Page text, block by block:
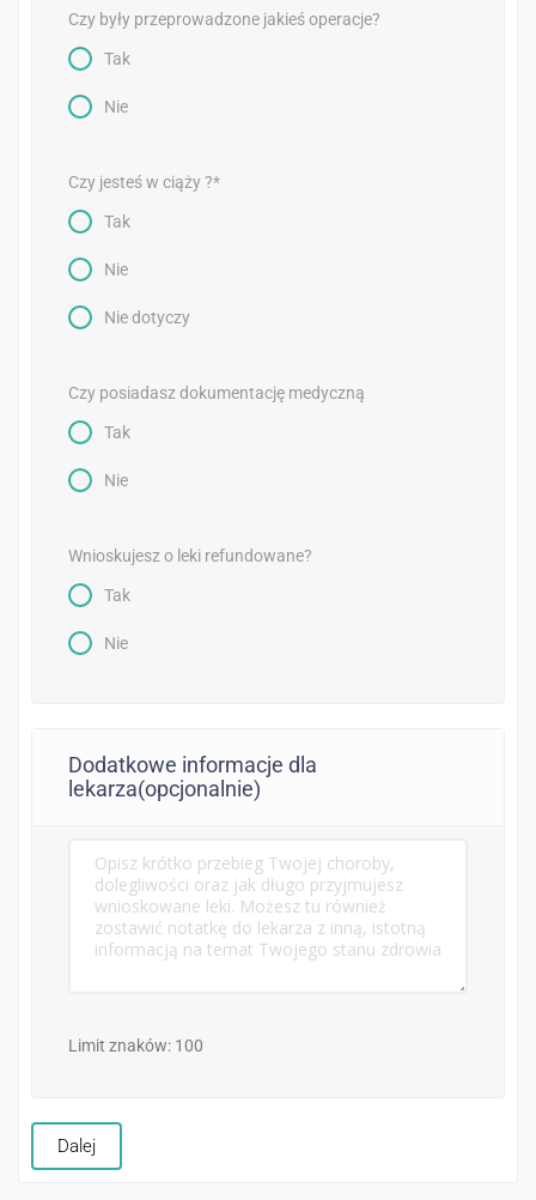
Czy były przeprowadzone jakieś operacje?
Tak
Nie
Czy jesteś w ciąży ?*
Tak
Nie
Nie dotyczy
Czy posiadasz dokumentację medyczną
Tak
Nie
Wnioskujesz o leki refundowane?
Tak
Nie
Dodatkowe informacje dla
lekarza(opcjonalnie)
Limit znaków: 100
Dalej